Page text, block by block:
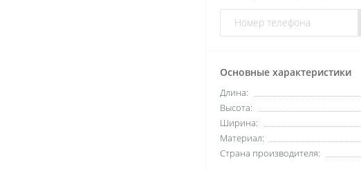
Основные характеристики
Длина:
Высота:
Ширина:
Материал:
Страна производителя: